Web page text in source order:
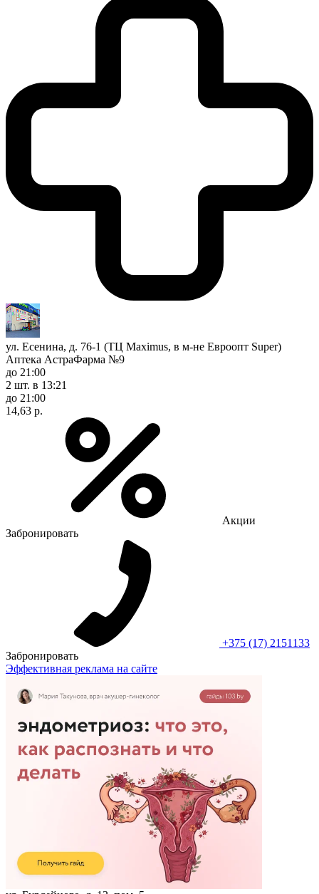
ул. Есенина, д. 76-1 (ТЦ Maximus, в м-не Евроопт Super)
Аптека АстраФарма №9
до 21:00
2 шт. в 13:21
до 21:00
14,63 р.
Акции
Забронировать
+375 (17) 2151133
Забронировать
Эффективная реклама на сайте